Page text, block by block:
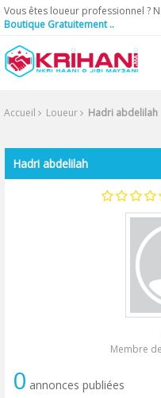
Vous êtes loueur professionnel ?
Boutique Gratuitement ..
Accueil Loueur Hadri abdelilah
Hadri abdelilah
Membre
0 annonces publiées